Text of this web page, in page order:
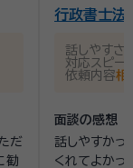
だ
勧
行政書士法
話しやすさ
対応スピー
依頼内容相
面談の感想
話しやすかっ
くれてよかっ